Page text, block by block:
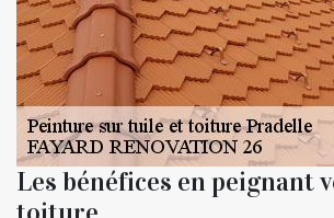
Les bénéfices en peignant